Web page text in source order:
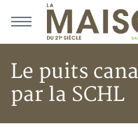
Aller au menu principal
Aller au contenu principal
Le puits
par la SCHL